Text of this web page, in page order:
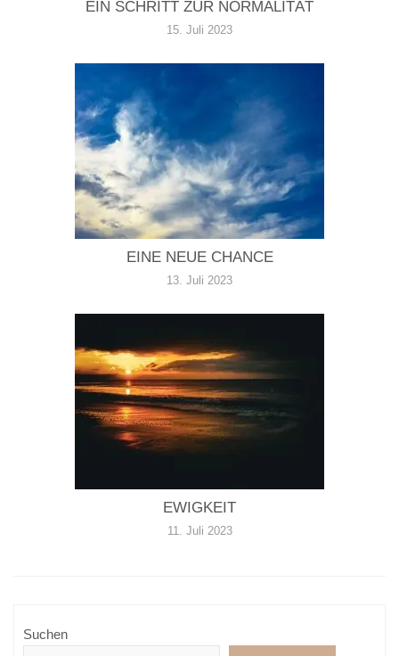
EIN SCHRITT ZUR NORMALITÄT
15. Juli 2023
EINE NEUE CHANCE
13. Juli 2023
EWIGKEIT
11. Juli 2023
Suchen